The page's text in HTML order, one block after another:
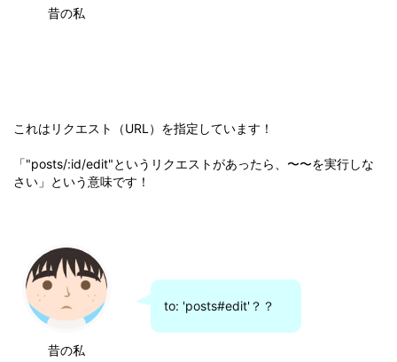
昔の私
これはリクエスト（URL）を指定しています！
「"posts/:id/edit"というリクエストがあったら、〜〜を実行しな
さい」という意味です！
昔の私
to: 'posts#edit'？？